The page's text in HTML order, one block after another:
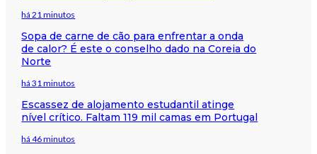
há 21 minutos
Sopa de carne de cão para enfrentar a onda
de calor? É este o conselho dado na Coreia do
Norte
há 31 minutos
Escassez de alojamento estudantil atinge
nível crítico. Faltam 119 mil camas em Portugal
há 46 minutos